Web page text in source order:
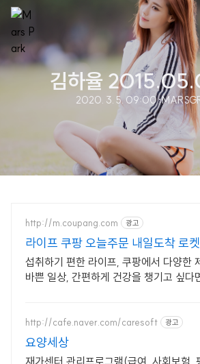
김하율
2020. 3. 5. 09:00·
http://m.coupang.com 광고
라이프 쿠팡 오늘주문 내일도착 로
섭취하기 편한 라이프, 쿠팡에서 다양한
바쁜 일상, 간편하게 건강을 챙기고 싶다
http://cafe.naver.com/caresoft 광고
요양세상
재가센터 관리프로그램(급여, 사회보험,